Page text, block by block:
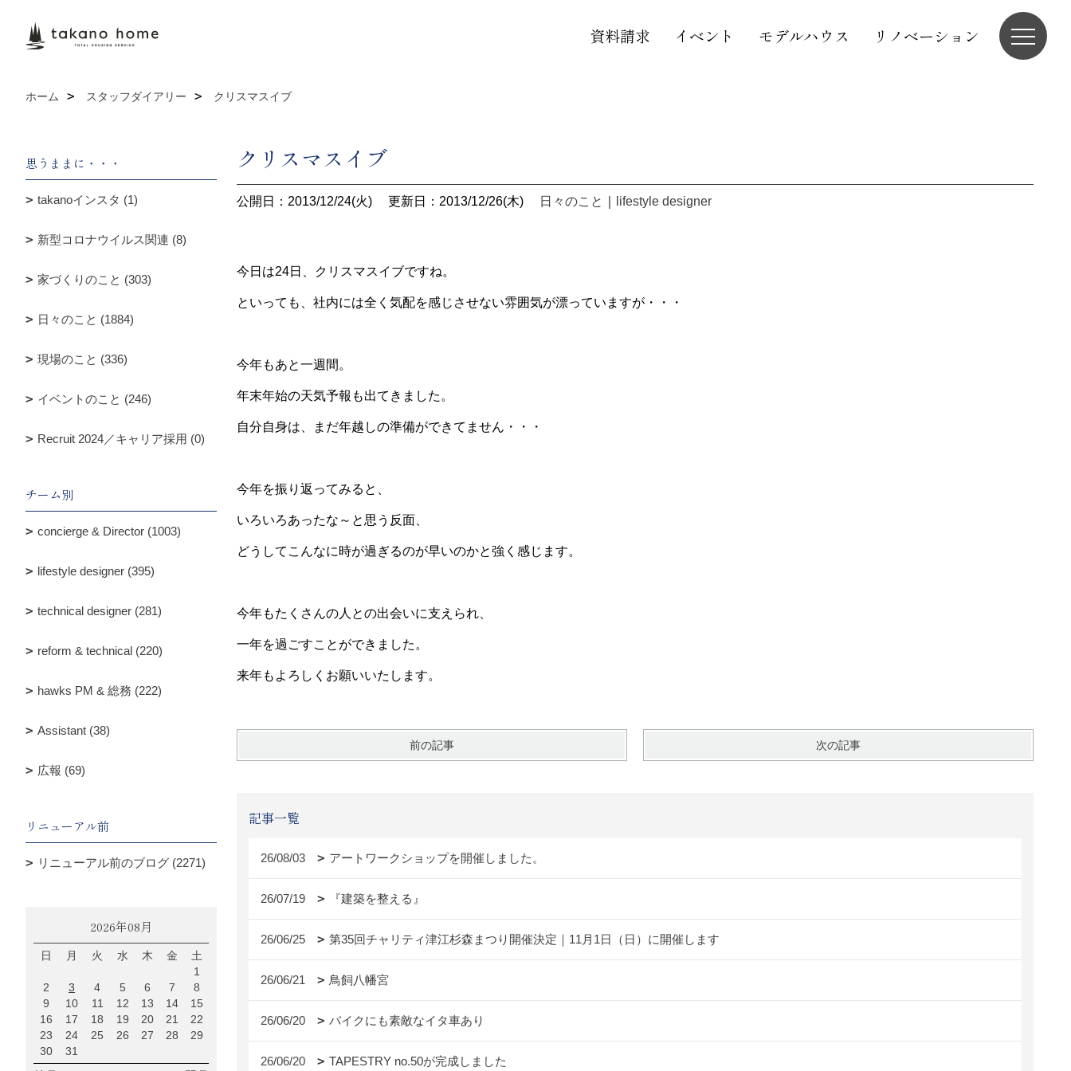
資料請求 イベント モデルハウス リノベーション
ホーム スタッフダイアリー クリスマスイブ
クリスマスイブ
公開日：2013/12/24(火) 更新日：2013/12/26(木) 日々のこと lifestyle designer
今日は24日、クリスマスイブですね。
といっても、社内には全く気配を感じさせない雰囲気が漂っていますが・・・
今年もあと一週間。
年末年始の天気予報も出てきました。
自分自身は、まだ年越しの準備ができてません・・・
今年を振り返ってみると、
いろいろあったな～と思う反面、
どうしてこんなに時が過ぎるのが早いのかと強く感じます。
今年もたくさんの人との出会いに支えられ、
一年を過ごすことができました。
来年もよろしくお願いいたします。
前の記事 次の記事
記事一覧
26/08/03 アートワークショップを開催しました。
26/07/19 『建築を整える』
26/06/25 第35回チャリティ津江杉森まつり開催決定｜11月1日（日）に開催します
26/06/21 鳥飼八幡宮
26/06/20 バイクにも素敵なイタ車あり
26/06/20 TAPESTRY no.50が完成しました
思うままに・・・
takanoインスタ (1)
新型コロナウイルス関連 (8)
家づくりのこと (303)
日々のこと (1884)
現場のこと (336)
イベントのこと (246)
Recruit 2024／キャリア採用 (0)
チーム別
concierge & Director (1003)
lifestyle designer (395)
technical designer (281)
reform & technical (220)
hawks PM & 総務 (222)
Assistant (38)
広報 (69)
リニューアル前
リニューアル前のブログ (2271)
2026年08月
日 月 火 水 木 金
土
1
2
3 4 5 6 7
8
9
10 11 12 13 14
15
16
17 18 19 20 21
22
23
24 25 26 27 28
29
30
31